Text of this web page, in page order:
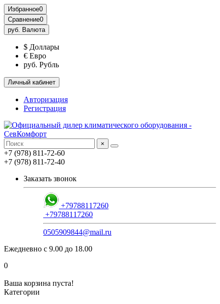
Избранное0
Сравнение0
руб. Валюта
$ Доллары
€ Евро
руб. Рубль
Личный кабинет
Авторизация
Регистрация
×
+7 (978) 811-72-60
+7 (978) 811-72-40
Заказать звонок
+79788117260
+79788117260
0505909844@mail.ru
Ежедневно с 9.00 до 18.00
0
Ваша корзина пуста!
Категории